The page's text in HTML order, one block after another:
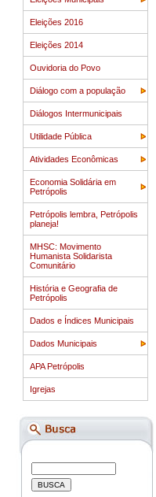
Eleições 2016
Eleições 2014
Ouvidoria do Povo
Diálogo com a população
Diálogos Intermunicipais
Utilidade Pública
Atividades Econômicas
Economia Solidária em
Petrópolis
Petrópolis lembra, Petrópolis
planeja!
MHSC: Movimento
Humanista Solidarista
Comunitário
História e Geografia de
Petrópolis
Dados e Índices Municipais
Dados Municipais
APA Petrópolis
Igrejas